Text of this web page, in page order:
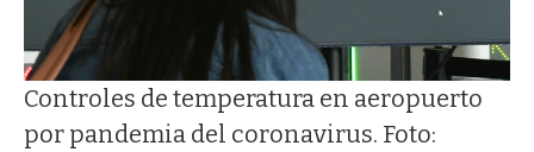
Controles de temperatura en aeropuerto
por pandemia del coronavirus. Foto: